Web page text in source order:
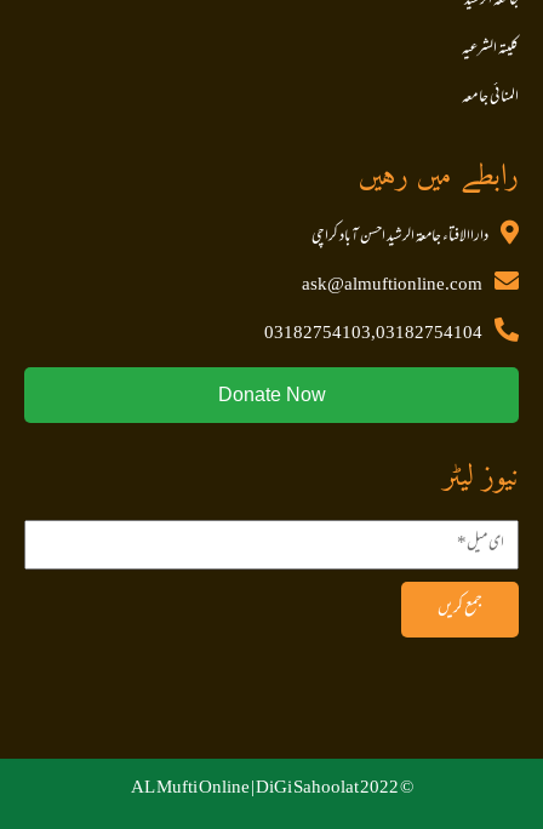
کلیتہ الشرعیہ
المنا ئی جا معہ
رابطے میں رہیں
داراالافتاء جامعۃ الرشید احسن آباد کراچی
ask@almuftionline.com
03182754103,03182754104
Donate Now
نیوز لیٹر
جمع کریں
© 2022 AL Mufti Online |
DiGi Sahoolat